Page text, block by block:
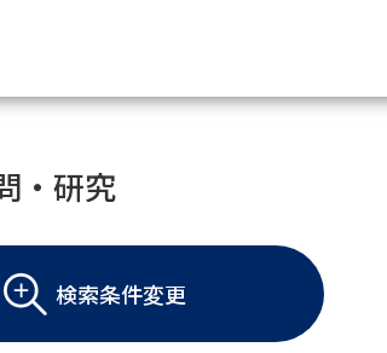
大学・短大の資料種類から請求
大学パンフ
学部・学科パンフ
総合型選抜・学校推薦型選抜 募集要項＆願書
・研究
検索条件変更